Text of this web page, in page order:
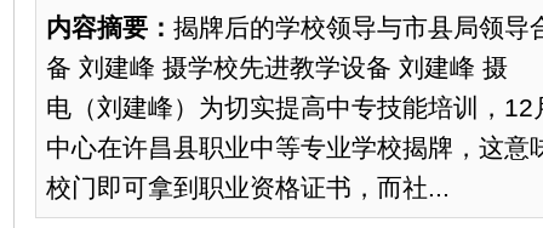
内容摘要： 揭牌后的学校领导与市县局领导
备 刘建峰 摄学校先进教学设备 刘建峰
电（刘建峰）为切实提高中专技能培训，
中心在许昌县职业中等专业学校揭牌，这意
校门即可拿到职业资格证书，而社...